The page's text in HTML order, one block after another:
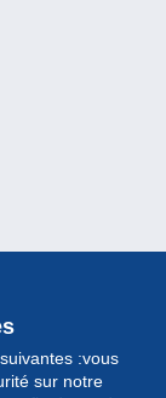
:vous
sur notre